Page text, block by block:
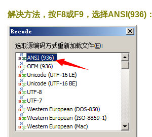
解决方法，按F8或F9，选择ANSI(936)：